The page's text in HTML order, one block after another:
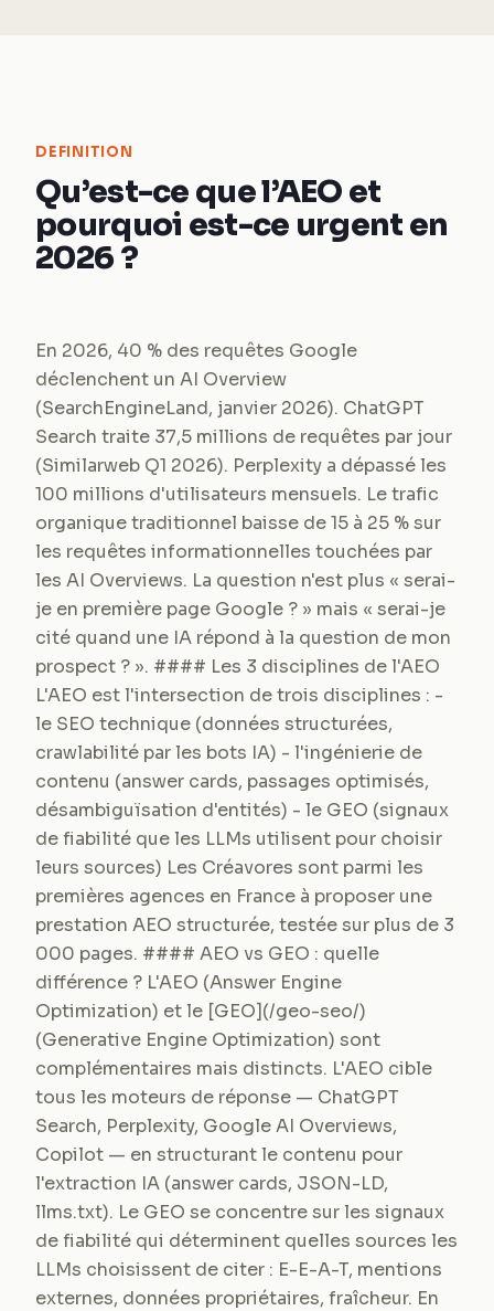
DEFINITION
Qu’est-ce que l’AEO et
pourquoi est-ce urgent en
2026 ?
En 2026, 40 % des requêtes Google
déclenchent un AI Overview
(SearchEngineLand, janvier 2026). ChatGPT
Search traite 37,5 millions de requêtes par jour
(Similarweb Q1 2026). Perplexity a dépassé les
100 millions d'utilisateurs mensuels. Le trafic
organique traditionnel baisse de 15 à 25 % sur
les requêtes informationnelles touchées par
les AI Overviews. La question n'est plus « serai-
je en première page Google ? » mais « serai-je
cité quand une IA répond à la question de mon
prospect ? ». #### Les 3 disciplines de l'AEO
L'AEO est l'intersection de trois disciplines : -
le SEO technique (données structurées,
crawlabilité par les bots IA) - l'ingénierie de
contenu (answer cards, passages optimisés,
désambiguïsation d'entités) - le GEO (signaux
de fiabilité que les LLMs utilisent pour choisir
leurs sources) Les Créavores sont parmi les
premières agences en France à proposer une
prestation AEO structurée, testée sur plus de 3
000 pages. #### AEO vs GEO : quelle
différence ? L'AEO (Answer Engine
Optimization) et le [GEO](/geo-seo/)
(Generative Engine Optimization) sont
complémentaires mais distincts. L'AEO cible
tous les moteurs de réponse — ChatGPT
Search, Perplexity, Google AI Overviews,
Copilot — en structurant le contenu pour
l'extraction IA (answer cards, JSON-LD,
llms.txt). Le GEO se concentre sur les signaux
de fiabilité qui déterminent quelles sources les
LLMs choisissent de citer : E-E-A-T, mentions
externes, données propriétaires, fraîcheur. En